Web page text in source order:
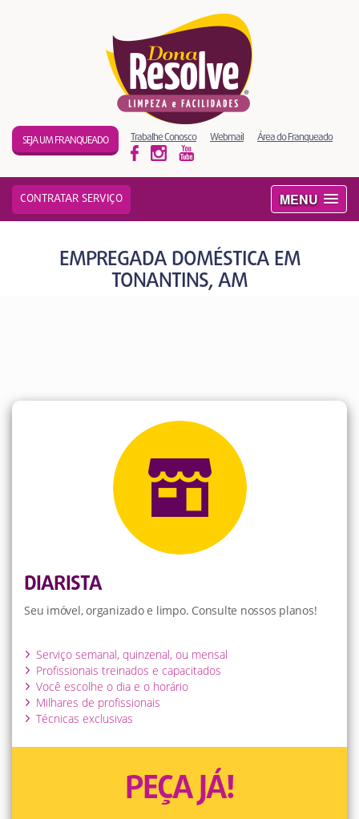
MENU
SEJA UM FRANQUEADO Trabalhe Conosco Webmail Área do Franqueado
CONTRATAR SERVIÇO
EMPREGADA DOMÉSTICA EM
TONANTINS, AM
DIARISTA
Seu imóvel, organizado e limpo. Consulte nossos planos!
Serviço semanal, quinzenal, ou mensal
Profissionais treinados e capacitados
Você escolhe o dia e o horário
Milhares de profissionais
Técnicas exclusivas
PEÇA JÁ!